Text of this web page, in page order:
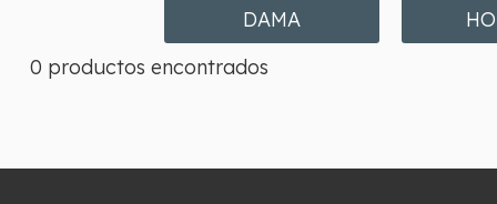
DAMA
0 productos encontrados